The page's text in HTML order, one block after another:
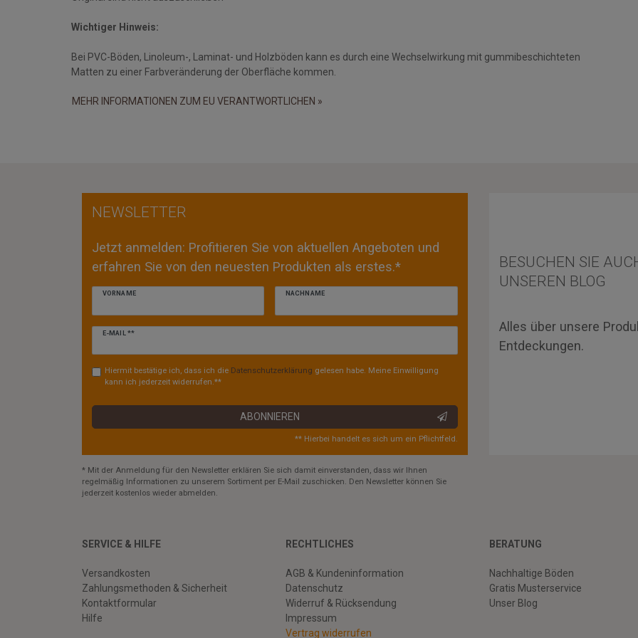
Wichtiger Hinweis:
Bei PVC-Böden, Linoleum-, Laminat- und Holzböden kann es durch eine Wechselwirkung mit gummibeschichteten
Matten zu einer Farbveränderung der Oberfläche kommen.
MEHR INFORMATIONEN ZUM EU VERANTWORTLICHEN »
NEWSLETTER
Jetzt anmelden: Profitieren Sie von aktuellen Angeboten und
erfahren Sie von den neuesten Produkten als erstes.*
VORNAME NACHNAME
E-MAIL **
Newsletter
Hiermit bestätige ich, dass ich die Daten­schutz­erklärung gelesen habe. Meine Einwilligung
kann ich jederzeit widerrufen.**
ABONNIEREN
** Hierbei handelt es sich um ein Pflichtfeld.
BESUCHEN SIE
UNSEREN BLOG
Alles über unsere
Entdeckungen.
* Mit der Anmeldung für den Newsletter erklären Sie sich damit einverstanden, dass wir Ihnen
regelmäßig Informationen zu unserem Sortiment per E-Mail zuschicken. Den Newsletter können Sie
jederzeit kostenlos wieder abmelden.
SERVICE & HILFE
Versandkosten
Zahlungsmethoden & Sicherheit
Kontaktformular
Hilfe
RECHTLICHES
AGB & Kundeninformation
Datenschutz
Widerruf & Rücksendung
Impressum
Vertrag widerrufen
BERATUNG
Nachhaltige Böden
Gratis Musterservice
Unser Blog